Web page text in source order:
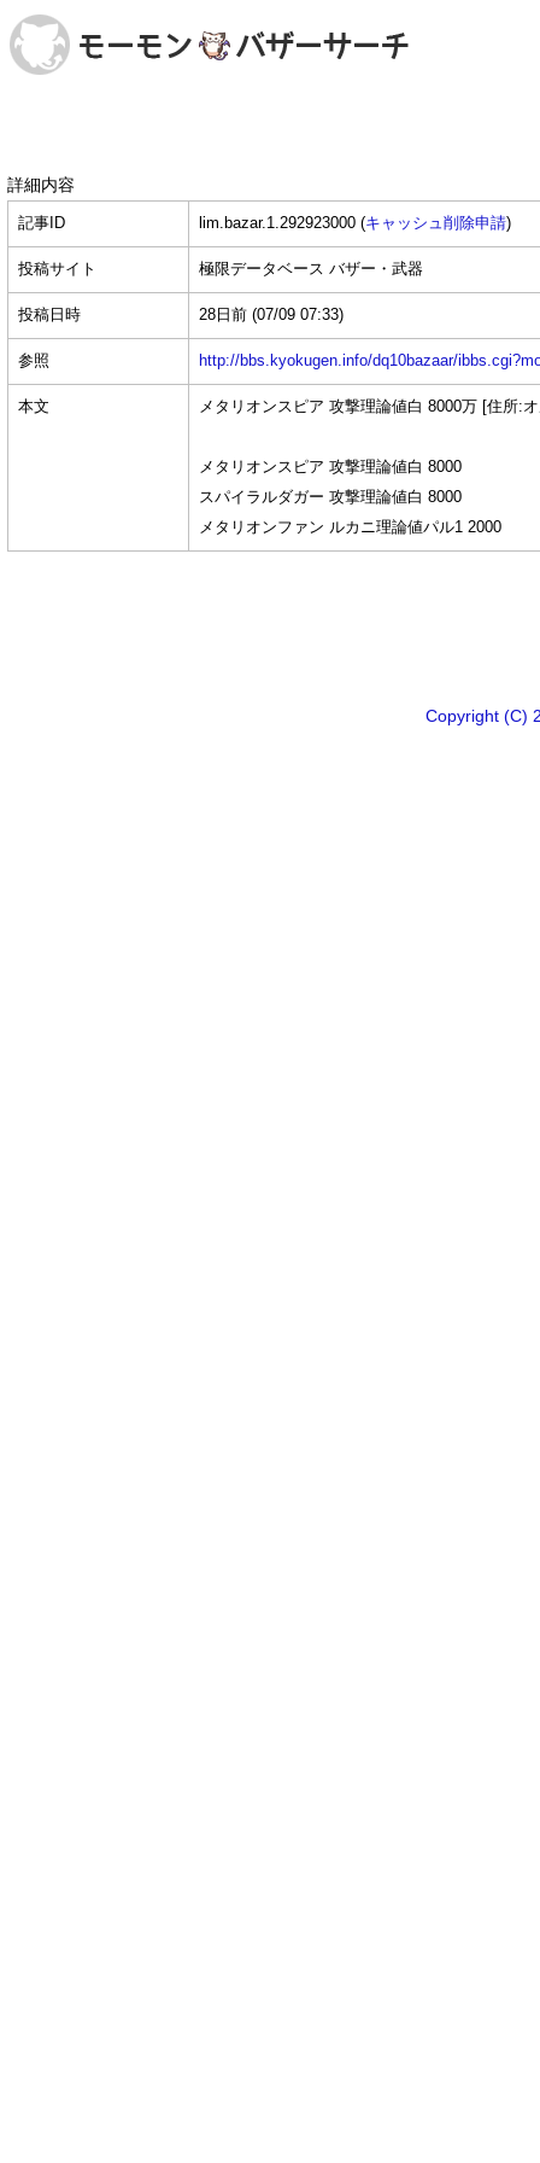
詳細内容
記事ID lim.bazar.1.292923000 (キャッシュ削除申請)
投稿サイト 極限データベース バザー・武器
投稿日時 28日前 (07/09 07:33)
参照 http://bbs.kyokugen.info/dq10bazaar/
本文 メタリオンスピア 攻撃理論値白 8000万 [住所:
メタリオンスピア 攻撃理論値白 8000
スパイラルダガー 攻撃理論値白 8000
メタリオンファン ルカニ理論値パル1 2000
Copyright (C)